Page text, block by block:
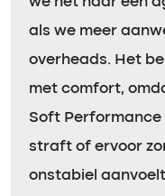
als we meer
overheads. Het
met comfort,
Soft
straft of ervoor
onstabiel